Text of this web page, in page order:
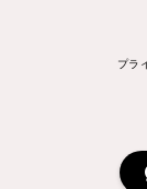
プラ